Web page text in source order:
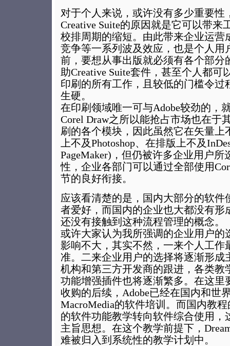
对于个人来说，或许没有多少重要性
Creative Suite的原因就是它可以带来
校排周期的缩短。由此带来企业运营
竞争等一系列波及效应，也是个人用
前，要想从事出版就必须有各个部分
助Creative Suite套件，甚至个人都可
印刷的所有工作，且较低的门槛令过
生硬。
在印刷领域唯一可与Adobe较劲的，
Corel Draw之所以能抢占市场也在于
刷的各个模块，因此虽然它在矢量上
上不及Photoshop、在排版上不及
PageMaker)，但仍被许多企业用户
性，企业各部门可以通过全部使用
节的良好衔接。
应该看清楚的是，国内大部分的软件
者爱好，而国内的企业也大都没有形
还没有接触到这种流程管理的概念。
或许大家认为我所强调的企业用户的
影响不大，其实不然，一来个人工作
准。二来企业用户的选择将逐渐形成
机构和第三方开发商的跟进，各类教
功能增强插件也将逐渐繁多。在这里
收购的后续，Adobe已经在国内和世
MacroMedia的软件培训。而国内教
的软件功能教学转向软件综合使用，
主旨思想。在这个教学前提下，
难被归入到系统性的教学计划中。